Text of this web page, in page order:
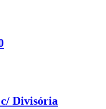
Divisória